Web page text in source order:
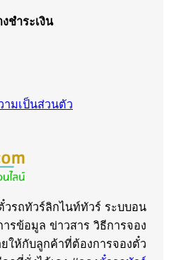
ชำระเงิน
ามเป็นส่วนตัว
วรถทัวร์ลิกไนท์ทัวร์ ระบบอน
รข้อมูล ข่าวสาร วิธีการจอง
ให้กับลูกค้าที่ต้องการจองตั๋ว